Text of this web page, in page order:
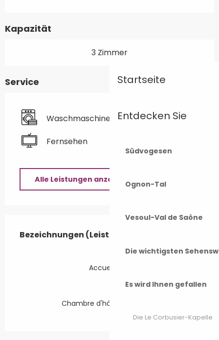
Startseite
Entdecken Sie
Südvogesen
Ognon-Tal
Vesoul-Val de Saône
Die wichtigsten
Es wird Ihnen gefallen
Die Le Corbusier-Kapelle
Kapazität
3 Zimmer
Service
Waschmaschine
Fernsehen
Alle Leistungen anzeigen
Leistungensmöglichkeiten
Bezeichnungen (Leistungsmerkmale)
Bezeichnungen (Leistungsmerkmale)
Accueil Vélo
Chambre d'hôtes référence